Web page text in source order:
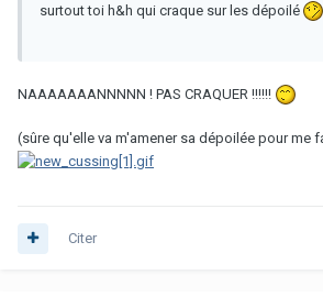
surtout toi h&h qui craque sur les dépoilé
NAAAAAAANNNNN ! PAS CRAQUER !!!!!!
(sûre qu'elle va m'amener sa dépoilée pour me
Citer